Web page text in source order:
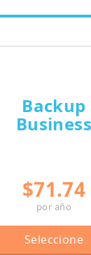
Backup
Business
$71.74
por año
Seleccione